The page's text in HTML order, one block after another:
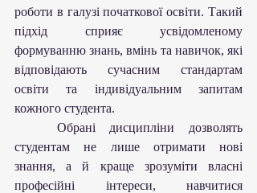
роботи в галузі початкової освіти. Такий
підхід сприяє усвідомленому
формуванню знань, вмінь та навичок, які
відповідають сучасним стандартам
освіти та індивідуальним запитам
кожного студента.
студентам не лише отримати нові
знання, а й краще зрозуміти власні
професійні інтереси, навчитися